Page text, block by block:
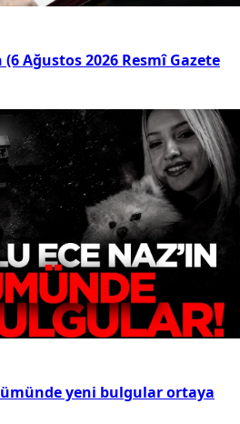
Ağustos 2026 Resmî Gazete
yeni bulgular ortaya